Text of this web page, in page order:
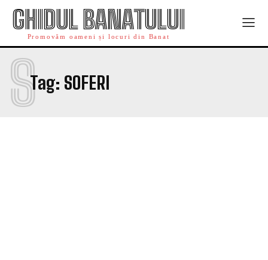
GHIDUL BANATULUI
Promovăm oameni și locuri din Banat
Tag: SOFERI
S